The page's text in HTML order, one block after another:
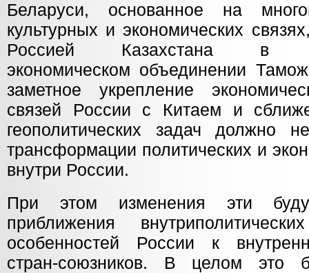
Беларуси, основанное на
культурных и экономических
Россией Казахстана в
экономическом объединении
заметное укрепление
связей России с Китаем и
геополитических задач должно
трансформации политических и
внутри России.
При этом изменения эти
приближения
особенностей России к
стран-союзников. В целом это